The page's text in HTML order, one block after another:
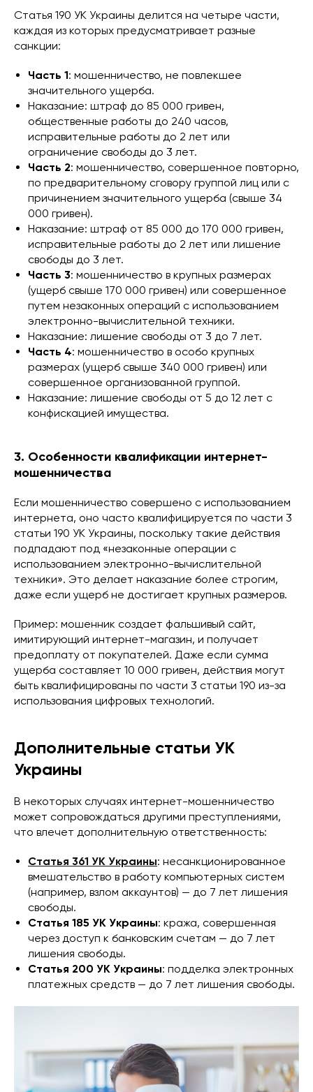
Статья 190 УК Украины делится на четыре части,
каждая из которых предусматривает разные
санкции:
Часть 1: мошенничество, не повлекшее
значительного ущерба.
Наказание: штраф до 85 000 гривен,
общественные работы до 240 часов,
исправительные работы до 2 лет или
ограничение свободы до 3 лет.
Часть 2: мошенничество, совершенное повторно,
по предварительному сговору группой лиц или с
причинением значительного ущерба (свыше 34
000 гривен).
Наказание: штраф от 85 000 до 170 000 гривен,
исправительные работы до 2 лет или лишение
свободы до 3 лет.
Часть 3: мошенничество в крупных размерах
(ущерб свыше 170 000 гривен) или совершенное
путем незаконных операций с использованием
электронно-вычислительной техники.
Наказание: лишение свободы от 3 до 7 лет.
Часть 4: мошенничество в особо крупных
размерах (ущерб свыше 340 000 гривен) или
совершенное организованной группой.
Наказание: лишение свободы от 5 до 12 лет с
конфискацией имущества.
3. Особенности квалификации интернет-
мошенничества
Если мошенничество совершено с использованием
интернета, оно часто квалифицируется по части 3
статьи 190 УК Украины, поскольку такие действия
подпадают под «незаконные операции с
использованием электронно-вычислительной
техники». Это делает наказание более строгим,
даже если ущерб не достигает крупных размеров.
Пример: мошенник создает фальшивый сайт,
имитирующий интернет-магазин, и получает
предоплату от покупателей. Даже если сумма
ущерба составляет 10 000 гривен, действия могут
быть квалифицированы по части 3 статьи 190 из-за
использования цифровых технологий.
Дополнительные статьи УК
Украины
В некоторых случаях интернет-мошенничество
может сопровождаться другими преступлениями,
что влечет дополнительную ответственность:
Статья 361 УК Украины: несанкционированное
вмешательство в работу компьютерных систем
(например, взлом аккаунтов) — до 7 лет лишения
свободы.
Статья 185 УК Украины: кража, совершенная
через доступ к банковским счетам — до 7 лет
лишения свободы.
Статья 200 УК Украины: подделка электронных
платежных средств — до 7 лет лишения свободы.